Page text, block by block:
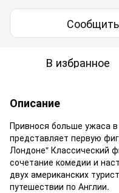
В избранное
Описание
Привнося больше ужаса в
представляет первую
Лондоне" Классический
сочетание комедии и
двух американских
путешествии по Англии.